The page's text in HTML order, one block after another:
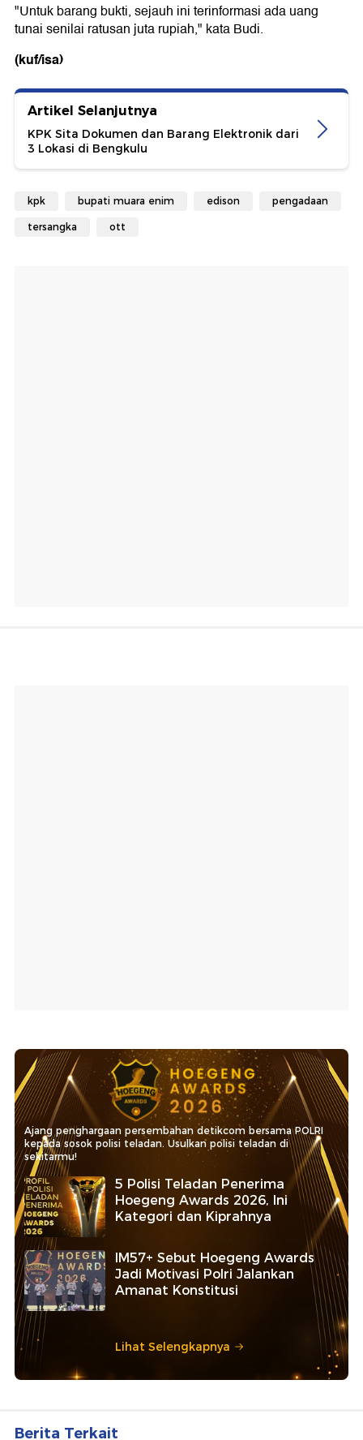
"Untuk barang bukti, sejauh ini terinformasi ada uang
tunai senilai ratusan juta rupiah," kata Budi.
(kuf/isa)
Artikel Selanjutnya
KPK Sita Dokumen dan Barang Elektronik dari
3 Lokasi di Bengkulu
kpk bupati muara enim edison pengadaan
tersangka ott
Ajang penghargaan persembahan detikcom bersama POLRI
kepada sosok polisi teladan. Usulkan polisi teladan di
sekitarmu!
5 Polisi Teladan Penerima
Hoegeng Awards 2026, Ini
Kategori dan Kiprahnya
IM57+ Sebut Hoegeng Awards
Jadi Motivasi Polri Jalankan
Amanat Konstitusi
Lihat Selengkapnya
Berita Terkait